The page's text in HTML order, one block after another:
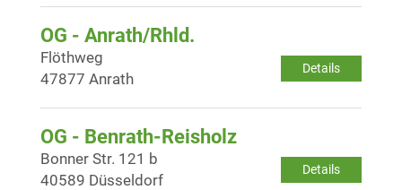
OG - Anrath/Rhld.
Details
Flöthweg
47877 Anrath
OG - Benrath-Reisholz
Details
Bonner Str. 121 b
40589 Düsseldorf